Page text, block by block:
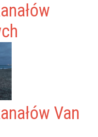
Van